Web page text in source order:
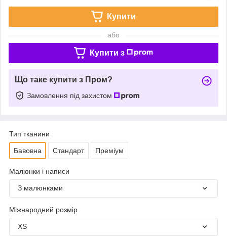
Купити
або
Купити з
Що таке купити з Пром?
Замовлення під захистом
Тип тканини
Бавовна Стандарт Преміум
Малюнки і написи
З малюнками
Міжнародний розмір
XS